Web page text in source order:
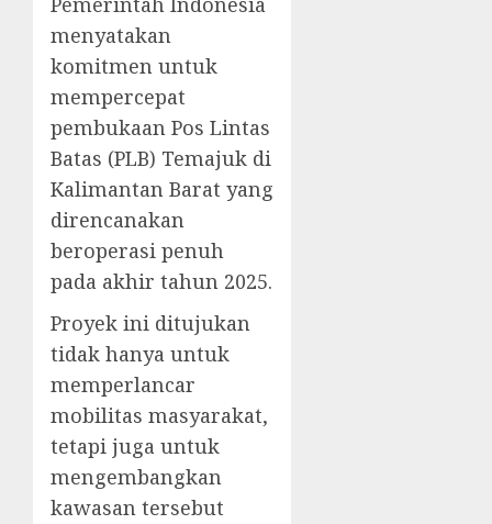
menyatakan
komitmen untuk
mempercepat
pembukaan Pos Lintas
Batas (PLB) Temajuk di
Kalimantan Barat yang
direncanakan
beroperasi penuh
pada akhir tahun 2025.
Proyek ini ditujukan
tidak hanya untuk
memperlancar
mobilitas masyarakat,
tetapi juga untuk
mengembangkan
kawasan tersebut